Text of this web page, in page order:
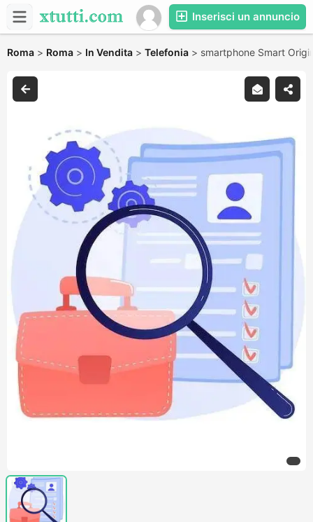
Inserisci un annuncio
Roma > Roma > In Vendita > Telefonia > smartphone Smart